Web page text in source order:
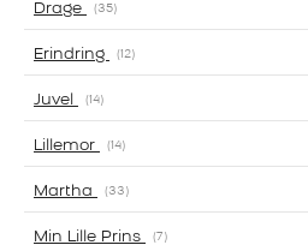
Drage 35
Erindring 12
Juvel 14
Lillemor 14
Martha 33
Min Lille Prins 7